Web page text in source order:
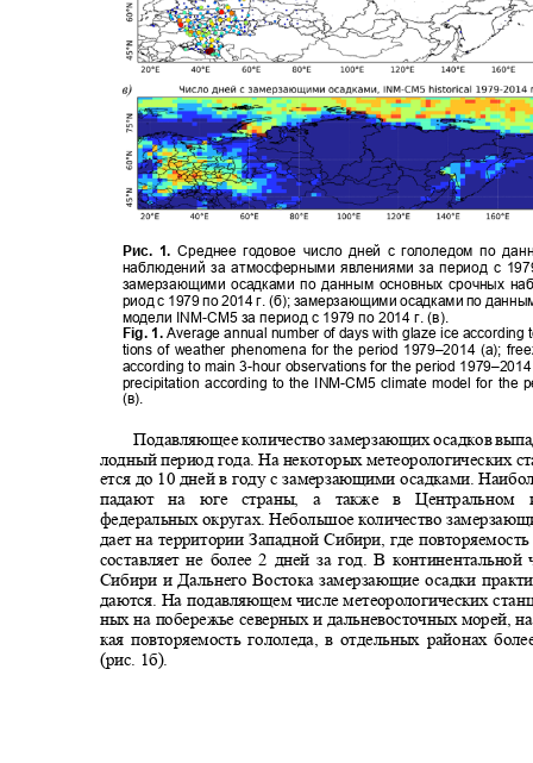
Рис. 1.Среднее годовое число дней с гололедом по
наблюдений за атмосферными явлениями за период с
замерзающими осадками по данным основных срочных
риод с 1979 по 2014 г. (б); замерзающими осадками по
модели INM-CM5 за период с 1979 по 2014 г.(в).
Fig. 1.Average annual number of days with glaze ice
tions of weather phenomena for the period 1979–2014 (а);
according to main 3-hour observations for the period
precipitation according to the INM-CM5 climate model for the
(в).
Подавляющее количество замерзающих осадков
лодный период года. На некоторых метеорологических
ется до 10 дней в году с замерзающими осадками.
падают на юге страны, а также в
федеральных округах. Небольшое количество
дает на территории Западной Сибири, где
составляет не более 2 дней за год. В
Сибири и Дальнего Востока замерзающие осадки
даются. На подавляющем числе метеорологических
ных на побережье северных и дальневосточных морей,
кая повторяемость гололеда, в отдельных районах
(рис. 1б).